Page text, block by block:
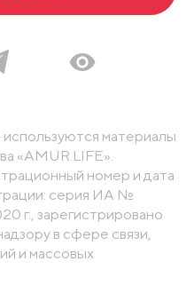
материалы
«AMUR.LIFE».
номер и дата
серия ИА №
г., зарегистрировано
в сфере связи,
и массовых